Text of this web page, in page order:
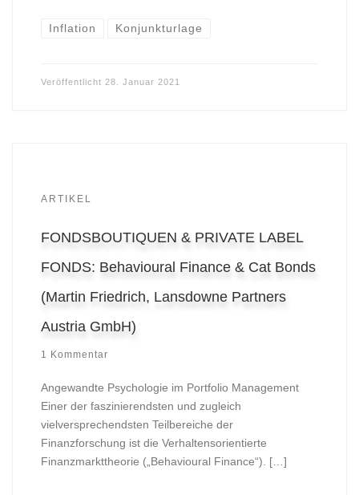
Inflation Konjunkturlage
Veröffentlicht 28. Januar 2021
ARTIKEL
FONDSBOUTIQUEN & PRIVATE LABEL
FONDS: Behavioural Finance & Cat Bonds
(Martin Friedrich, Lansdowne Partners
Austria GmbH)
1 Kommentar
Angewandte Psychologie im Portfolio Management
Einer der faszinierendsten und zugleich
vielversprechendsten Teilbereiche der
Finanzforschung ist die Verhaltens­orientierte
Finanzmarkttheorie („Behavioural Finance“). […]